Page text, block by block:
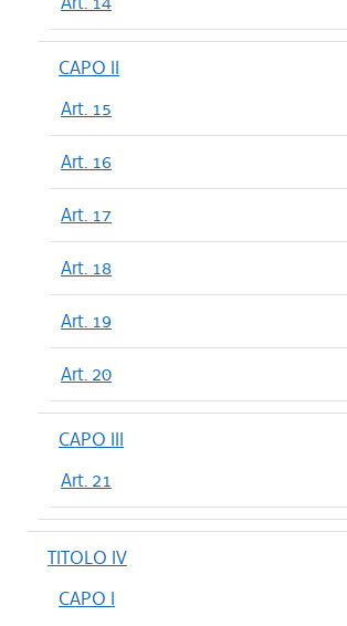
CAPO II
Art. 15
Art. 16
Art. 17
Art. 18
Art. 19
Art. 20
CAPO III
Art. 21
TITOLO IV
CAPO I